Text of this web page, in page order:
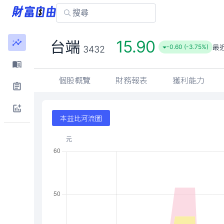
台端 3432 15.90 -0.60 (-3.75%) 最
個股概覽 財務報表 獲利能力
本益比河流圖